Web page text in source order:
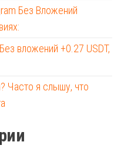
Без Вложений
вложений +0.27 USDT,
Часто я слышу, что